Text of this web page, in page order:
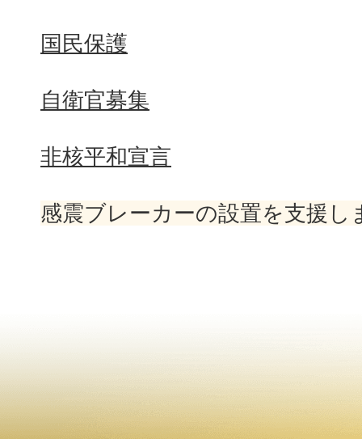
国民保護
自衛官募集
非核平和宣言
感震ブレーカーの設置を支援し